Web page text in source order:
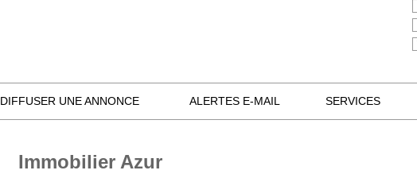
DIFFUSER UNE ANNONCE ALERTES E-MAIL SERVICES
Immobilier Azur